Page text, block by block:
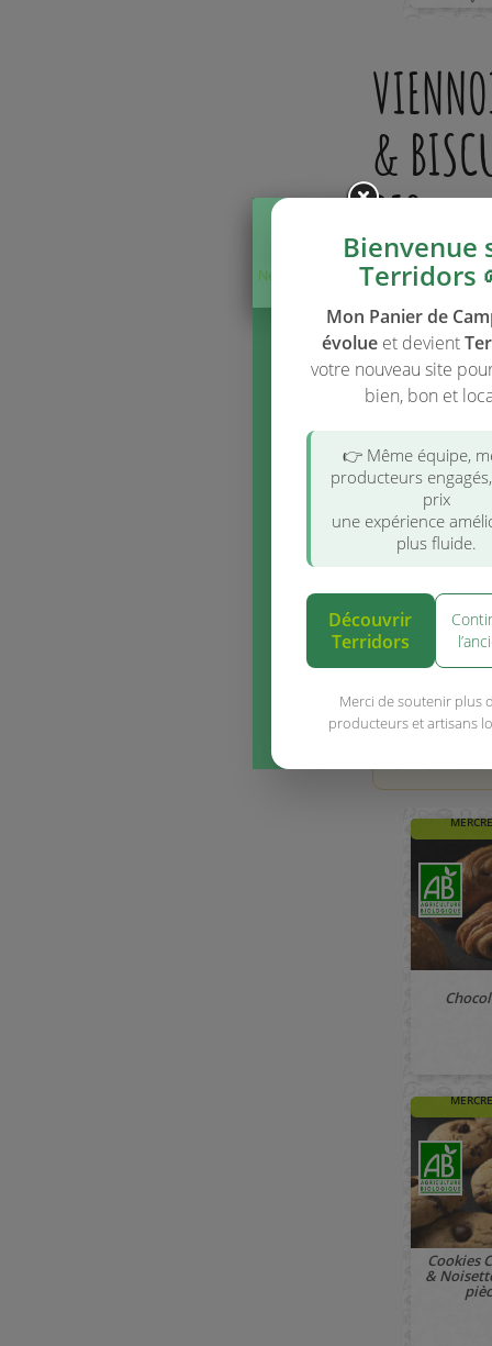
&
BIO
Information
!!
Lesstocks
panier-de-
sont pas à jour
devenir
les
commander,
nouveau site :
Accéder à
Si vous
/ tirelire sur
transfert a
contactez
Cookies
&
🚚 À